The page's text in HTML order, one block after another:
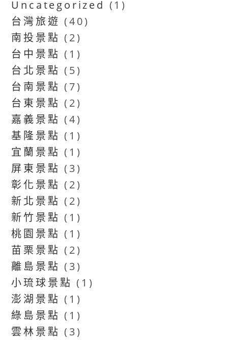
Uncategorized (1)
台灣旅遊 (40)
南投景點 (2)
台中景點 (1)
台北景點 (5)
台南景點 (7)
台東景點 (2)
嘉義景點 (4)
基隆景點 (1)
宜蘭景點 (1)
屏東景點 (3)
彰化景點 (2)
新北景點 (2)
新竹景點 (1)
桃園景點 (1)
苗栗景點 (2)
離島景點 (3)
小琉球景點 (1)
澎湖景點 (1)
綠島景點 (1)
雲林景點 (3)